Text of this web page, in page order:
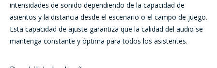
intensidades de sonido dependiendo de la capacidad de
asientos y la distancia desde el escenario o el campo de juego.
Esta capacidad de ajuste garantiza que la calidad del audio se
mantenga constante y óptima para todos los asistentes.